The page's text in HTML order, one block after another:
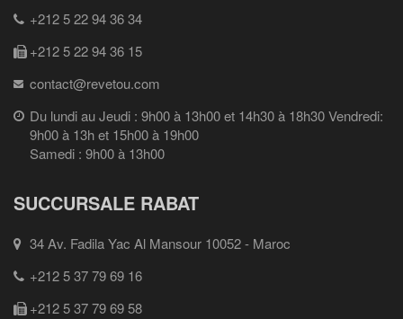
+212 5 22 94 36 34
+212 5 22 94 36 15
contact@revetou.com
Du lundi au Jeudi : 9h00 à 13h00 et 14h30 à 18h30 Vendredi:
9h00 à 13h et 15h00 à 19h00
Samedi : 9h00 à 13h00
SUCCURSALE RABAT
34 Av. Fadila Yac Al Mansour 10052 - Maroc
+212 5 37 79 69 16
+212 5 37 79 69 58